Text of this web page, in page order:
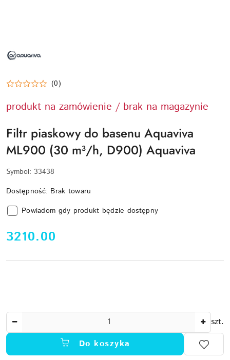
AQUAVIVA
(0)
produkt na zamówienie / brak na magazynie
Filtr piaskowy do basenu Aquaviva
ML900 (30 m³/h, D900) Aquaviva
Symbol: 33438
Dostępność: Brak towaru
Powiadom gdy produkt będzie dostępny
cena:
3210.00
szt.
Do koszyka